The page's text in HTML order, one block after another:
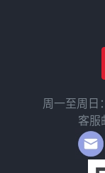
注册7、然后就
址：1、回到首
3、点击“添加
啦~5、日语小
名】来获得您
件地址啦~不
哦！然后点击
步，选购下单
周一至周日
客服